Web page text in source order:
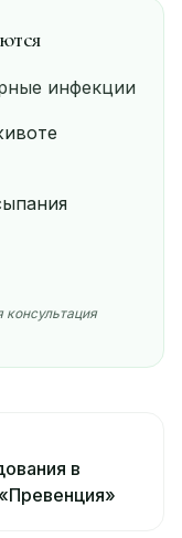
инфекции
консультация
в